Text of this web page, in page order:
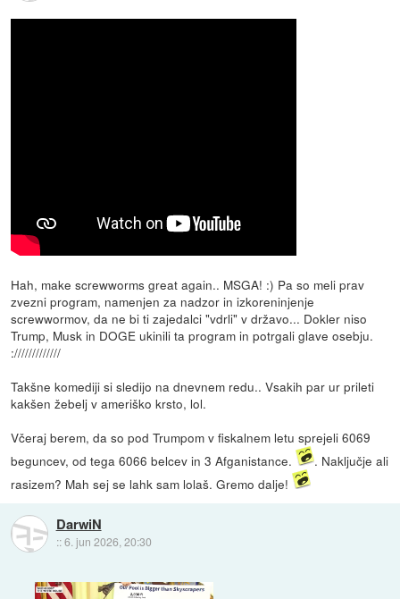
Hah, make screwworms great again.. MSGA! :) Pa so meli prav
zvezni program, namenjen za nadzor in izkoreninjenje
screwwormov, da ne bi ti zajedalci "vdrli" v državo... Dokler niso
Trump, Musk in DOGE ukinili ta program in potrgali glave osebju.
://///////////
Takšne komediji si sledijo na dnevnem redu.. Vsakih par ur prileti
kakšen žebelj v ameriško krsto, lol.
Včeraj berem, da so pod Trumpom v fiskalnem letu sprejeli 6069
beguncev, od tega 6066 belcev in 3 Afganistance.
. Naključje ali
rasizem? Mah sej se lahk sam lolaš. Gremo dalje!
DarwiN
::6. jun 2026, 20:30